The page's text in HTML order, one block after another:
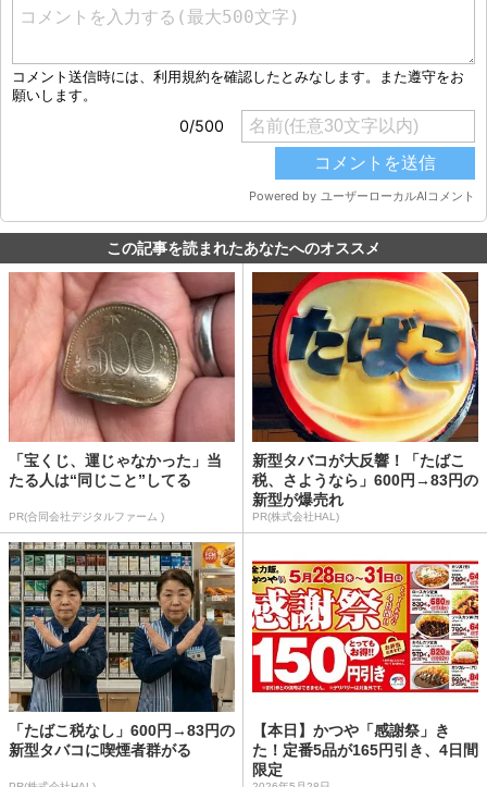
この記事を読まれたあなたへのオススメ
「宝くじ、運じゃなかった」当
たる人は“同じこと”してる
PR(合同会社デジタルファーム )
新型タバコが大反響！「たばこ
税、さようなら」600円→83円の
新型が爆売れ
PR(株式会社HAL)
「たばこ税なし」600円→83円の
新型タバコに喫煙者群がる
【本日】かつや「感謝祭」き
た！定番5品が165円引き、4日間
限定